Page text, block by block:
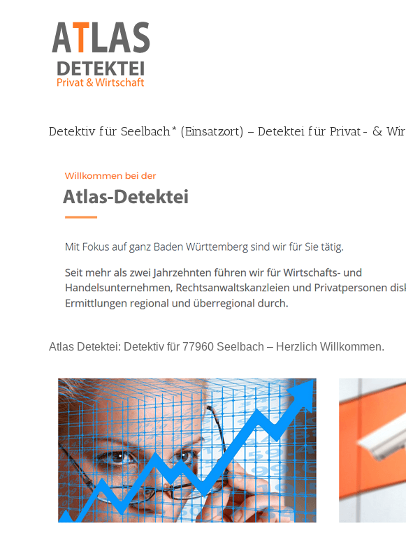
Detektiv für Seelbach* (Einsatzort) – Detektei für Privat- &
Atlas Detektei: Detektiv für 77960 Seelbach – Herzlich Willkommen.